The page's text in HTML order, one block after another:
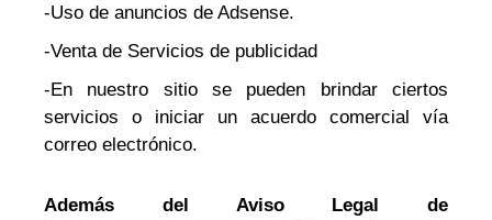
-Uso de anuncios de Adsense.
-Venta de Servicios de publicidad
-En nuestro sitio se pueden brindar ciertos
servicios o iniciar un acuerdo comercial vía
correo electrónico.
Además del Aviso Legal de